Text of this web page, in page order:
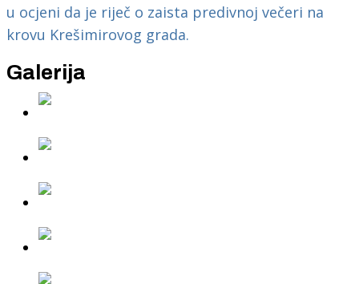
u ocjeni da je riječ o zaista predivnoj večeri na
krovu Krešimirovog grada.
Galerija